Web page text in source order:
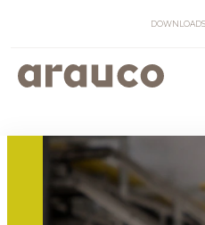
DOWNLOADS